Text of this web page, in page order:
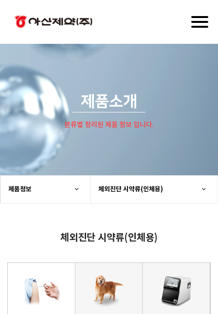
제품소개
분류별 정리된 제품 정보 입니다.
제품정보 체외진단 시약류(인체용)
체외진단 시약류(인체용)